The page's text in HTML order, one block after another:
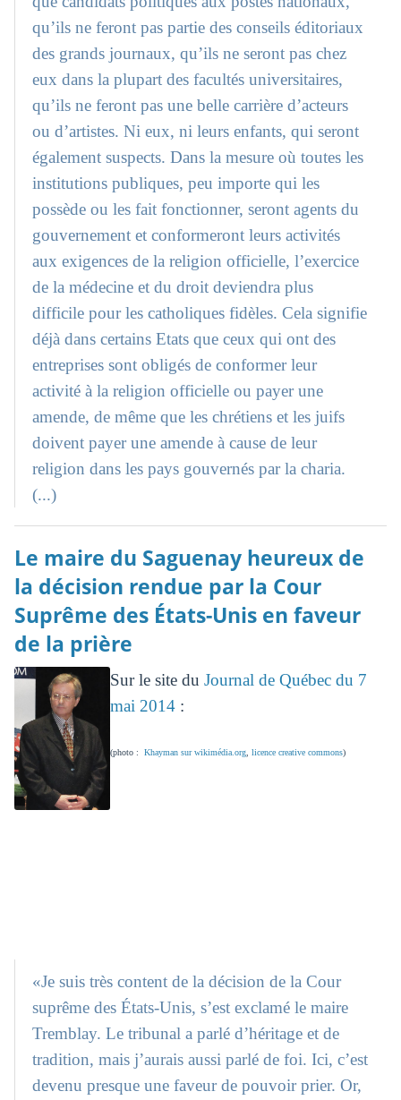
qu’ils ne feront pas partie des conseils éditoriaux
des grands journaux, qu’ils ne seront pas chez
eux dans la plupart des facultés universitaires,
qu’ils ne feront pas une belle carrière d’acteurs
ou d’artistes. Ni eux, ni leurs enfants, qui seront
également suspects. Dans la mesure où toutes les
institutions publiques, peu importe qui les
possède ou les fait fonctionner, seront agents du
gouvernement et conformeront leurs activités
aux exigences de la religion officielle, l’exercice
de la médecine et du droit deviendra plus
difficile pour les catholiques fidèles. Cela signifie
déjà dans certains Etats que ceux qui ont des
entreprises sont obligés de conformer leur
activité à la religion officielle ou payer une
amende, de même que les chrétiens et les juifs
doivent payer une amende à cause de leur
religion dans les pays gouvernés par la charia.
(...)
Le maire du Saguenay heureux de
la décision rendue par la Cour
Suprême des États-Unis en faveur
de la prière
Sur le site du Journal de Québec du 7
mai 2014:
(photo : Khayman sur wikimédia.org, licence creative commons)
«Je suis très content de la décision de la Cour
suprême des États-Unis, s’est exclamé le maire
Tremblay. Le tribunal a parlé d’héritage et de
tradition, mais j’aurais aussi parlé de foi. Ici, c’est
devenu presque une faveur de pouvoir prier. Or,